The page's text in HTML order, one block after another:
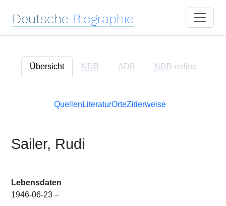
Deutsche Biographie
Übersicht NDB ADB NDB-online
Quellen LiteraturOrteZitierweise
Sailer, Rudi
Lebensdaten
1946-06-23 –